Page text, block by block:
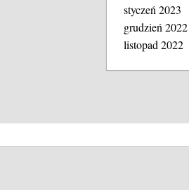
styczeń 2023
grudzień 2022
listopad 2022